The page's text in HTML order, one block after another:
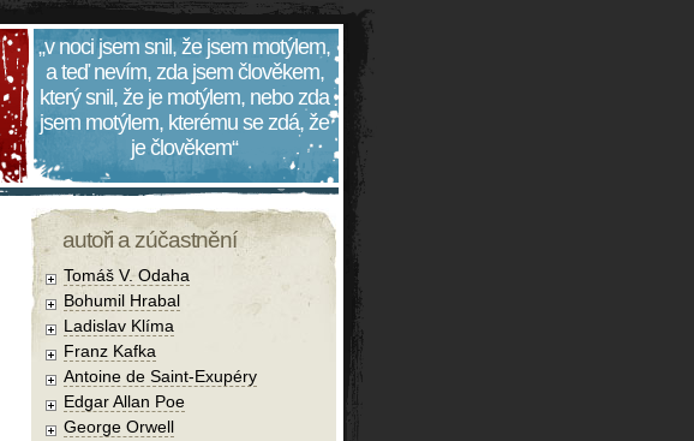
„v noci jsem snil, že jsem motýlem,
a teď nevím, zda jsem člověkem,
který snil, že je motýlem, nebo zda
jsem motýlem, kterému se zdá, že
je člověkem“
autoři a zúčastnění
Tomáš V. Odaha
Bohumil Hrabal
Ladislav Klíma
Franz Kafka
Antoine de Saint-Exupéry
Edgar Allan Poe
George Orwell